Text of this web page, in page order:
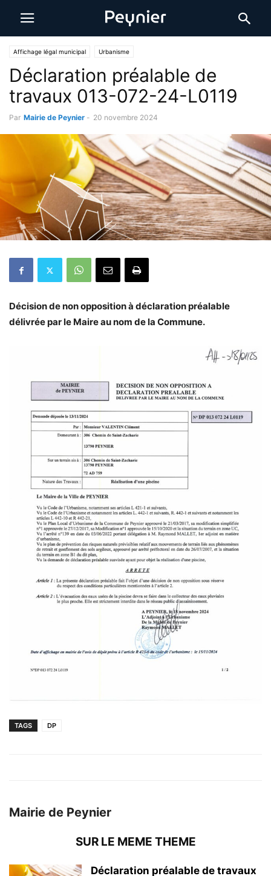
Affichage légal municipal Urbanisme
Déclaration préalable de
travaux 013-072-24-L0119
Par Mairie de Peynier - 20 novembre 2024
Décision de non opposition à déclaration préalable
délivrée par le Maire au nom de la Commune.
TAGS DP
Mairie de Peynier
SUR LE MEME THEME
Déclaration préalable de travaux